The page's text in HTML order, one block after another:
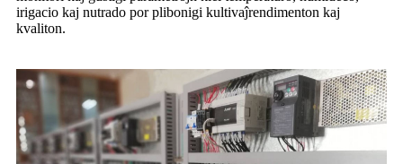
irigacio kaj nutrado por plibonigi kultivaĵrendimenton kaj
kvaliton.